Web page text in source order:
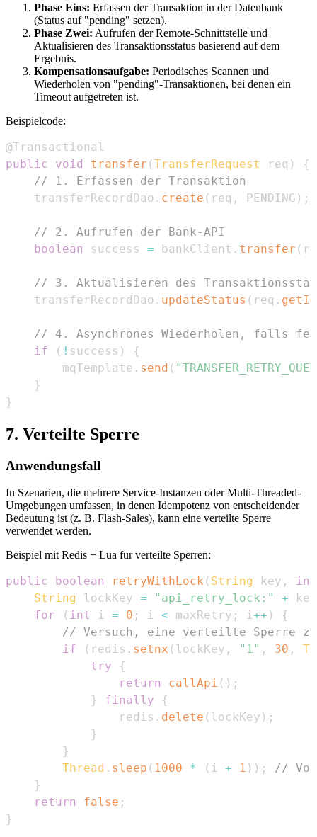
Phase Eins: Erfassen der Transaktion in der Datenbank
(Status auf "pending" setzen).
Phase Zwei: Aufrufen der Remote-Schnittstelle und
Aktualisieren des Transaktionsstatus basierend auf dem
Ergebnis.
Kompensationsaufgabe: Periodisches Scannen und
Wiederholen von "pending"-Transaktionen, bei denen ein
Timeout aufgetreten ist.
Beispielcode:
@Transactional
public
void transfer (TransferRequest req )
{
// 1. Erfassen der Transaktion
    transferRecordDao
. create ( req , PENDING ) ;
// 2. Aufrufen der Bank-API
boolean
success = bankClient . transfer (
// 3. Aktualisieren des
    transferRecordDao
. updateStatus ( req . getId
// 4. Asynchrones Wiederholen, falls
if
( ! success )
{
        mqTemplate
. send (
}
}
7. Verteilte Sperre
Anwendungsfall
In Szenarien, die mehrere Service-Instanzen oder Multi-Threaded-
Umgebungen umfassen, in denen Idempotenz von entscheidender
Bedeutung ist (z. B. Flash-Sales), kann eine verteilte Sperre
verwendet werden.
Beispiel mit Redis + Lua für verteilte Sperren:
public boolean retryWithLock ( String key ,
int
String lockKey = "api_retry_lock:" + key
for
( int i = 0 ; i < maxRetry ; i++ )
{
// Versuch, eine verteilte Sperre zu
if
( redis . setnx ( lockKey , "1" , 30 ,
try
{
return
callApi ( ) ;
}
finally
{
                redis
. delete ( lockKey ) ;
}
}
Thread . sleep ( 1000 * ( i + 1 ) ) ;
// Vor
}
return
false ;
}